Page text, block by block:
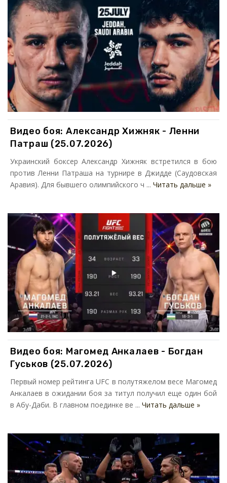
Видео боя: Александр Хижняк - Ленни
Патраш (25.07.2026)
Украинский боксер Александр Хижняк встретился в бою
против Ленни Патраша на турнире в Джидде (Саудовская
Аравия). Для бывшего олимпийского ч ... Читать дальше »
Видео боя: Магомед Анкалаев - Богдан
Гуськов (25.07.2026)
Первый номер рейтинга UFC в полутяжелом весе Магомед
Анкалаев в ожидании боя за титул получил еще один бой
в Абу-Даби. В главном поединке ве ... Читать дальше »